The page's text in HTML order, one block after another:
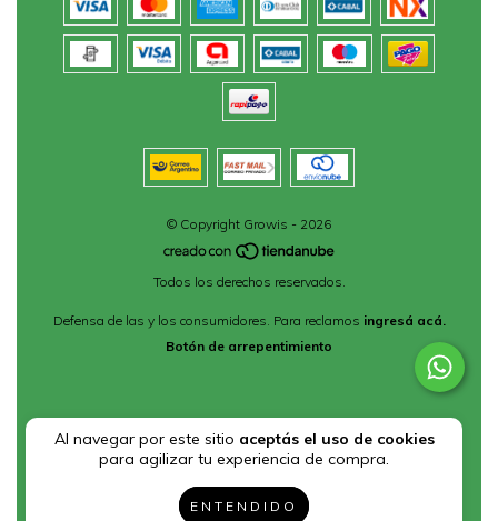
Al navegar por este sitio aceptás el uso de cookies
para agilizar tu experiencia de compra.
ENTENDIDO
© Copyright Growis - 2026
Todos los derechos reservados.
Defensa de las y los consumidores. Para reclamos ingresá acá.
Botón de arrepentimiento